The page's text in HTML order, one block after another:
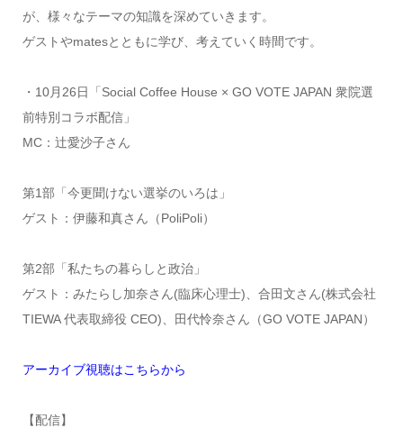
が、様々なテーマの知識を深めていきます。
ゲストやmatesとともに学び、考えていく時間です。
・10月26日「Social Coffee House × GO VOTE JAPAN 衆院選
前特別コラボ配信」
MC：辻愛沙子さん
第1部「今更聞けない選挙のいろは」
ゲスト：伊藤和真さん（PoliPoli）
第2部「私たちの暮らしと政治」
ゲスト：みたらし加奈さん(臨床心理士)、合田文さん(株式会社
TIEWA 代表取締役 CEO)、田代怜奈さん（GO VOTE JAPAN）
アーカイブ視聴はこちらから
【配信】